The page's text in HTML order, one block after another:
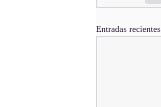
Entradas recientes